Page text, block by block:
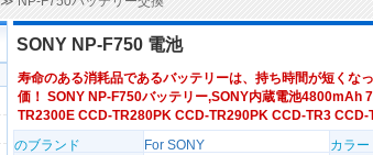
SONY NP-F750 電池
寿命のある消耗品であるバッテリーは、持ち時間が短くな
価！ SONY NP-F750バッテリー,SONY内蔵電池4800mAh
TR2300E CCD-TR280PK CCD-TR290PK CCD-TR3
のブランド
For SONY カラー